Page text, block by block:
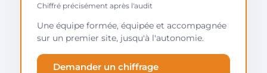
Chiffré précisément après l'audit
Une équipe formée, équipée et accompagnée
sur un premier site, jusqu'à l'autonomie.
Demander un chiffrage